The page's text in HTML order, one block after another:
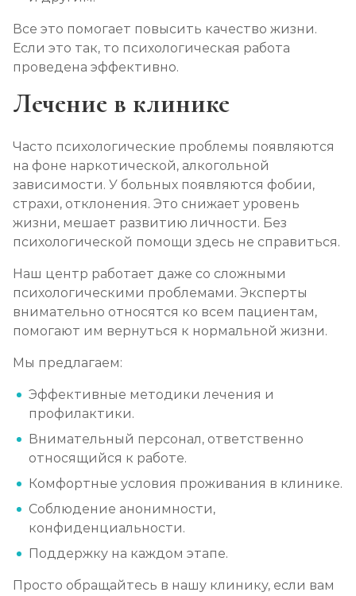
Все это помогает повысить качество жизни.
Если это так, то психологическая работа
проведена эффективно.
Лечение в клинике
Часто психологические проблемы появляются
на фоне наркотической, алкогольной
зависимости. У больных появляются фобии,
страхи, отклонения. Это снижает уровень
жизни, мешает развитию личности. Без
психологической помощи здесь не справиться.
Наш центр работает даже со сложными
психологическими проблемами. Эксперты
внимательно относятся ко всем пациентам,
помогают им вернуться к нормальной жизни.
Мы предлагаем:
Эффективные методики лечения и
профилактики.
Внимательный персонал, ответственно
относящийся к работе.
Комфортные условия проживания в клинике.
Соблюдение анонимности,
конфиденциальности.
Поддержку на каждом этапе.
Просто обращайтесь в нашу клинику, если вам